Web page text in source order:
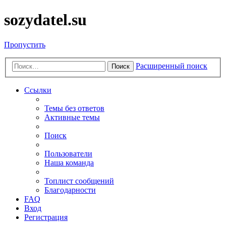
sozydatel.su
Пропустить
Поиск Расширенный поиск
Ссылки
Темы без ответов
Активные темы
Поиск
Пользователи
Наша команда
Топлист сообщений
Благодарности
FAQ
Вход
Регистрация